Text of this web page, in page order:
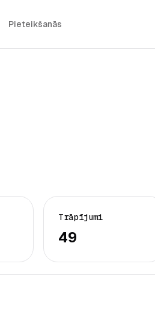
Pieteikšanās
Trāpījumi
49